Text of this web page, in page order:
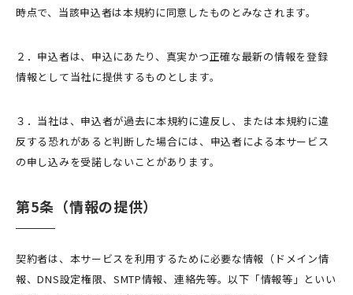
時点で、当該申込者は本規約に同意したものとみなされます。
２．申込者は、申込にあたり、真実かつ正確な最新の情報を登録
情報として当社に提供するものとします。
３．当社は、申込者が過去に本規約に違反し、または本規約に違
反する恐れがあると判断した場合には、申込者による本サービス
の申し込みを受諾しないことがあります。
第5条（情報の提供）
契約者は、本サービスを利用するために必要な情報（ドメイン情
報、DNS設定権限、SMTP情報、連絡先等。以下「情報等」といい